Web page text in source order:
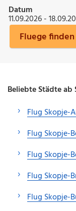
Datum
11.09.2026 -
Fluege finden
Beliebte Städte ab
Flug Skopje-
Flug Skopje-
Flug Skopje-
Flug Skopje-
Flug Skopje-